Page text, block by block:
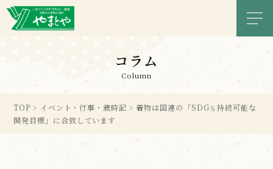
メ
コラム
Column
TOP > イベント・行事・歳時記 > 着物は国連の「SDGｓ持続可能な
開発目標」に合致しています